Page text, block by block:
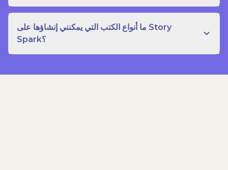
ما أنواع الكتب التي يمكنني إنشاؤها على Story
Spark؟